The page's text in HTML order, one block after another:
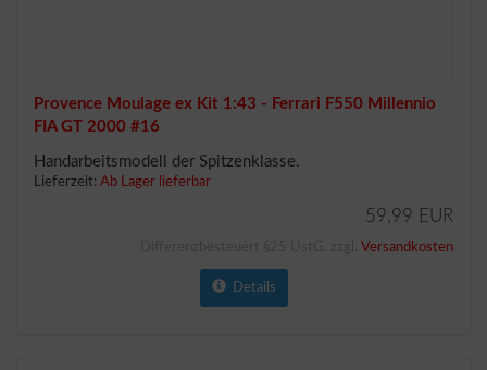
Provence Moulage ex Kit 1:43 - Ferrari F550 Millennio
FIA GT 2000 #16
Handarbeitsmodell der Spitzenklasse.
Lieferzeit: Ab Lager lieferbar
59,99 EUR
Versandkosten
Details